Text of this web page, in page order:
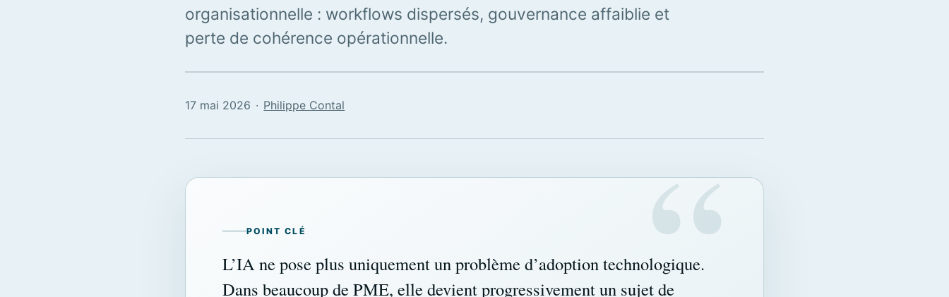
organisationnelle : workflows dispersés, gouvernance affaiblie et
perte de cohérence opérationnelle.
17 mai 2026 ∙ Philippe Contal
POINT CLÉ
L’IA ne pose plus uniquement un problème d’adoption technologique.
Dans beaucoup de PME, elle devient progressivement un sujet de